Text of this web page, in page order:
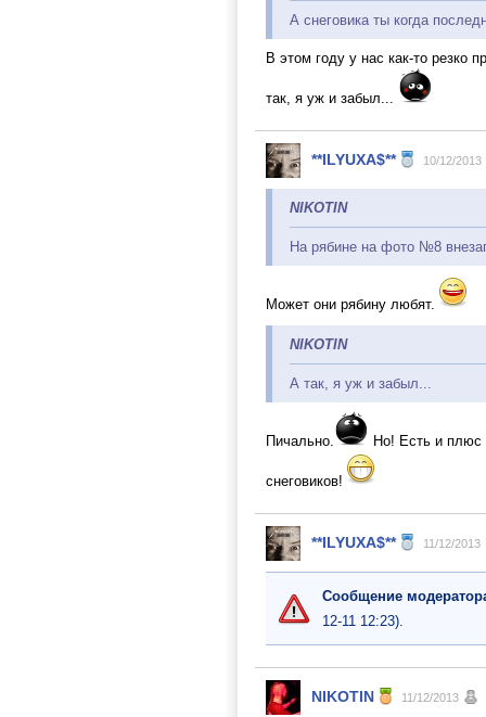
А снеговика ты когда
В этом году у нас как-то резко
так, я уж и забыл...
**ILYUXA$** 10/12/2013
NIKOTIN
На рябине на фото №8
Может они рябину любят.
NIKOTIN
А так, я уж и забыл...
Пичально. Но! Есть и плюс
снеговиков!
**ILYUXA$** 11/12/2013
Сообщение
12-11 12:23).
NIKOTIN 11/12/2013